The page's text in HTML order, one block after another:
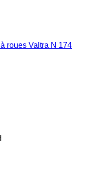
roues Valtra N 174